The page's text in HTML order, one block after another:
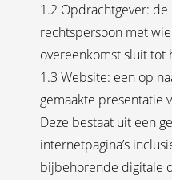
1.2 Opdrachtgever:
rechtspersoon met
overeenkomst sluit tot
1.3 Website: een op
gemaakte presentatie
Deze bestaat uit een
internetpagina’s
bijbehorende digitale